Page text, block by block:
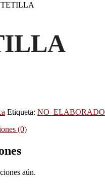
Etiqueta: NO_ELABORADO
(0)
aún.